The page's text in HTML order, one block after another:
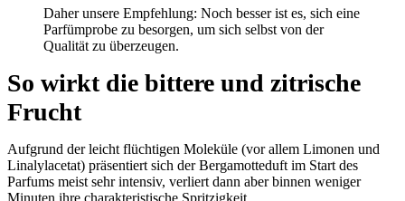
Daher unsere Empfehlung: Noch besser ist es, sich eine
Parfümprobe zu besorgen, um sich selbst von der
Qualität zu überzeugen.
So wirkt die bittere und zitrische
Frucht
Aufgrund der leicht flüchtigen Moleküle (vor allem Limonen und
Linalylacetat) präsentiert sich der Bergamotteduft im Start des
Parfums meist sehr intensiv, verliert dann aber binnen weniger